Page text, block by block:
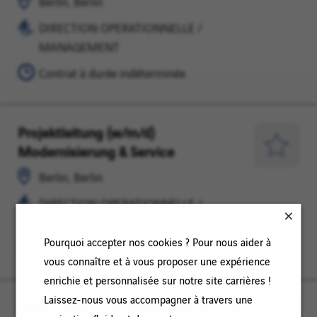
Pourquoi accepter nos cookies ? Pour nous aider à
vous connaître et à vous proposer une expérience
enrichie et personnalisée sur notre site carrières !
Laissez-nous vous accompagner à travers une
DIRECTION OPERATIONNELLE /
MANAGEMENT
MANAGEMENT
Contrat à durée indéterminée
Projektleitung (w/m/d)
Modernisierung & Service
Berlin, Berlin
Berlin,
Berlin
DIRECTION OPERATIONNELLE /
DIRECTION
OPERATIONNELLE
/
MANAGEMENT
Contrat à durée indéterminée
tard
Elektroniker im Außendienst (w/m/d)
Berlin,
EXPLOITATION